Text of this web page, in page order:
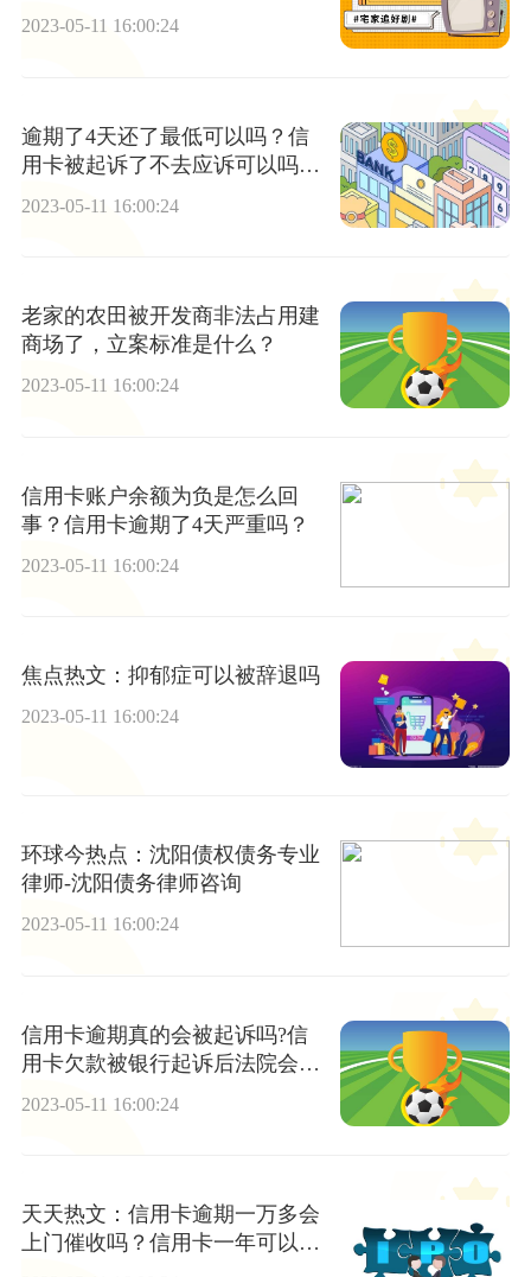
点速看
2023-05-11 16:00:24
逾期了4天还了最低可以吗？信
用卡被起诉了不去应诉可以吗？|
2023-05-11 16:00:24
老家的农田被开发商非法占用建
商场了，立案标准是什么？
2023-05-11 16:00:24
信用卡账户余额为负是怎么回
事？信用卡逾期了4天严重吗？
2023-05-11 16:00:24
焦点热文：抑郁症可以被辞退吗
2023-05-11 16:00:24
环球今热点：沈阳债权债务专业
律师-沈阳债务律师咨询
2023-05-11 16:00:24
信用卡逾期真的会被起诉吗?信
用卡欠款被银行起诉后法院会不
2023-05-11 16:00:24
天天热文：信用卡逾期一万多会
上门催收吗？信用卡一年可以提
几次额度？